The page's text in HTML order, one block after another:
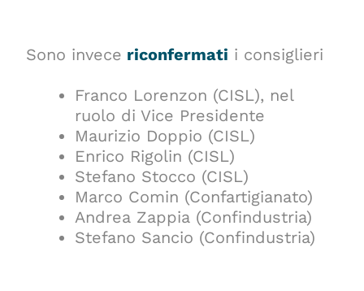
Sono invece riconfermati i consiglieri
Franco Lorenzon (CISL), nel
ruolo di Vice Presidente
Maurizio Doppio (CISL)
Enrico Rigolin (CISL)
Stefano Stocco (CISL)
Marco Comin (Confartigianato)
Andrea Zappia (Confindustria)
Stefano Sancio (Confindustria)